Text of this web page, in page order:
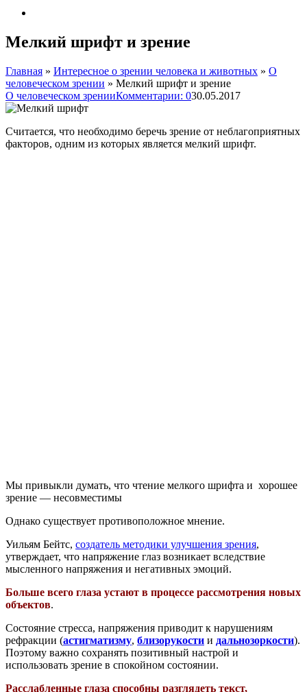
Мелкий шрифт и зрение
Главная » Интересное о зрении человека и животных » О
человеческом зрении » Мелкий шрифт и зрение
О человеческом зренииКомментарии: 030.05.2017
Считается, что необходимо беречь зрение от неблагоприятных
факторов, одним из которых является мелкий шрифт.
Мы привыкли думать, что чтение мелкого шрифта и хорошее
зрение — несовместимы
Однако существует противоположное мнение.
Уильям Бейтс, создатель методики улучшения зрения,
утверждает, что напряжение глаз возникает вследствие
мысленного напряжения и негативных эмоций.
Больше всего глаза устают в процессе рассмотрения новых
объектов.
Состояние стресса, напряжения приводит к нарушениям
рефракции (астигматизму, близорукости и дальнозоркости).
Поэтому важно сохранять позитивный настрой и
использовать зрение в спокойном состоянии.
Расслабленные глаза способны разглядеть текст,